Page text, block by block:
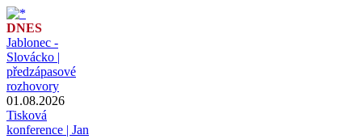
DNES
Jablonec -
Slovácko |
předzápasové
rozhovory
01.08.2026
Tisková
konference | Jan